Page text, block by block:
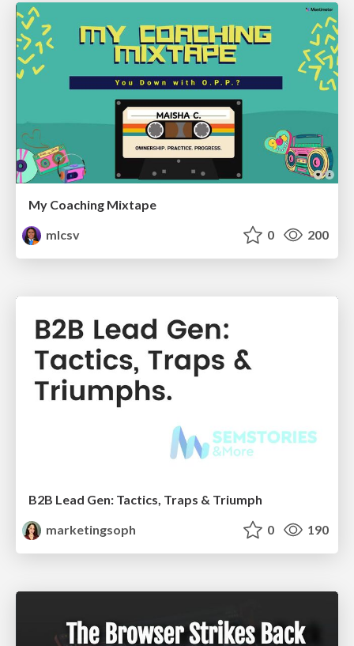
My Coaching Mixtape
mlcsv
0 200
B2B Lead Gen: Tactics, Traps & Triumph
marketingsoph
0 190